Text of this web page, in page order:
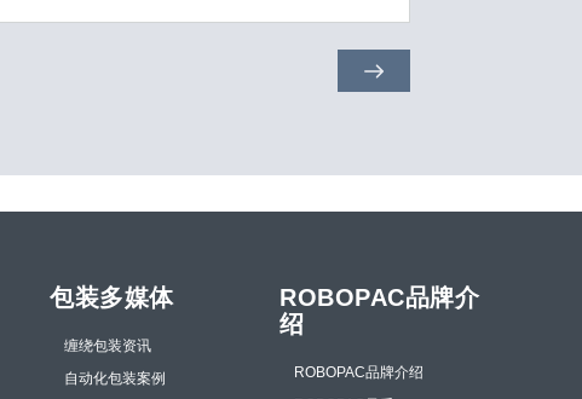
包装多媒体
缠绕包装资讯
自动化包装案例
ROBOPAC品牌介
绍
ROBOPAC品牌介绍